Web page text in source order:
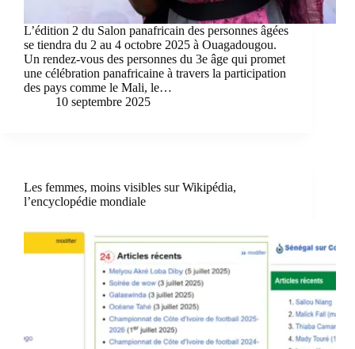
L’édition 2 du Salon panafricain des personnes âgées
se tiendra du 2 au 4 octobre 2025 à Ouagadougou.
Un rendez-vous des personnes du 3e âge qui promet
une célébration panafricaine à travers la participation
des pays comme le Mali, le…
10 septembre 2025
Les femmes, moins visibles sur Wikipédia,
l’encyclopédie mondiale